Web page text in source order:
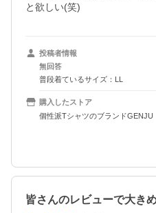
と欲しい(笑)
投稿者情報
無回答
普段着ているサイズ：LL
購入したストア
個性派TシャツのブランドGENJU